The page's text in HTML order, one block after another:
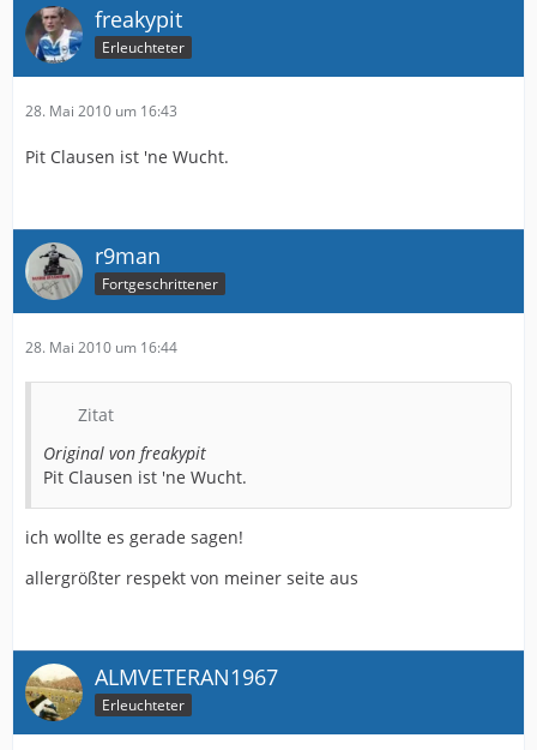
freakypit
Erleuchteter
28. Mai 2010 um 16:43
Pit Clausen ist 'ne Wucht.
r9man
Fortgeschrittener
28. Mai 2010 um 16:44
Zitat
Original von freakypit
Pit Clausen ist 'ne Wucht.
ich wollte es gerade sagen!
allergrößter respekt von meiner seite aus
ALMVETERAN1967
Erleuchteter